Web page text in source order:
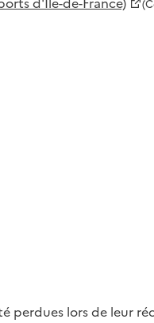
perdues lors de leur